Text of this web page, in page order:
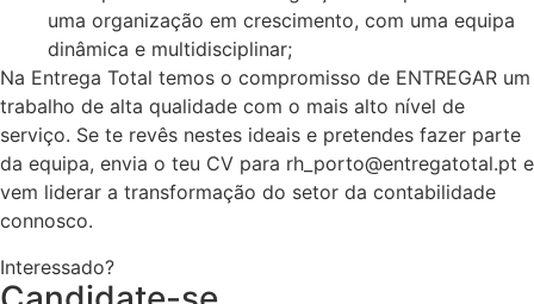
uma organização em crescimento, com uma equipa
dinâmica e multidisciplinar;
Na Entrega Total temos o compromisso de ENTREGAR um
trabalho de alta qualidade com o mais alto nível de
serviço. Se te revês nestes ideais e pretendes fazer parte
da equipa, envia o teu CV para rh_porto@entregatotal.pt e
vem liderar a transformação do setor da contabilidade
connosco.
Interessado?